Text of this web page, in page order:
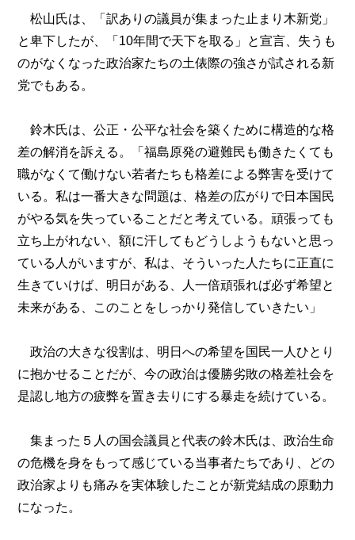
松山氏は、「訳ありの議員が集まった止まり木新党」
と卑下したが、「10年間で天下を取る」と宣言、失うも
のがなくなった政治家たちの土俵際の強さが試される新
党でもある。
鈴木氏は、公正・公平な社会を築くために構造的な格
差の解消を訴える。「福島原発の避難民も働きたくても
職がなくて働けない若者たちも格差による弊害を受けて
いる。私は一番大きな問題は、格差の広がりで日本国民
がやる気を失っていることだと考えている。頑張っても
立ち上がれない、額に汗してもどうしようもないと思っ
ている人がいますが、私は、そういった人たちに正直に
生きていけば、明日がある、人一倍頑張れば必ず希望と
未来がある、このことをしっかり発信していきたい」
政治の大きな役割は、明日への希望を国民一人ひとり
に抱かせることだが、今の政治は優勝劣敗の格差社会を
是認し地方の疲弊を置き去りにする暴走を続けている。
集まった５人の国会議員と代表の鈴木氏は、政治生命
の危機を身をもって感じている当事者たちであり、どの
政治家よりも痛みを実体験したことが新党結成の原動力
になった。